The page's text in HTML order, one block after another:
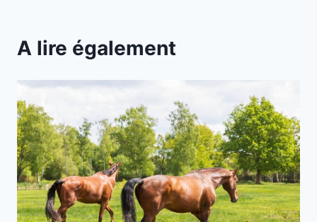
A lire également